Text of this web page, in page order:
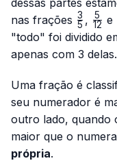
nas frações
{5}
5
3 ,
{12}
12
5 e
"todo" foi dividido
apenas com 3 delas.
Uma fração é
seu numerador é
outro lado, quando
maior que o
própria.